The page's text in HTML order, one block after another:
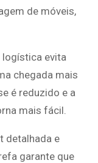
de móveis,
logística evita
chegada mais
é reduzido e a
mais fácil.
detalhada e
garante que